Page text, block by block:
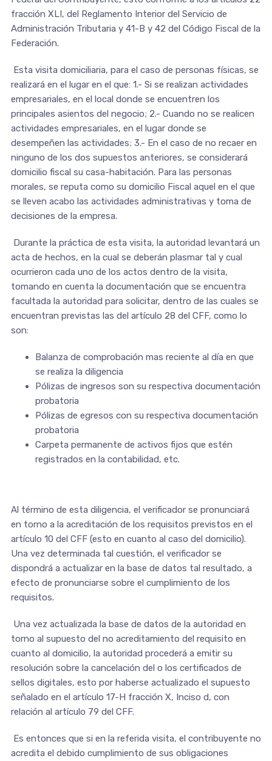
fracción XLI, del Reglamento Interior del Servicio de
Administración Tributaria y 41-B y 42 del Código Fiscal de la
Federación.
Esta visita domiciliaria, para el caso de personas físicas, se
realizará en el lugar en el que: 1.- Si se realizan actividades
empresariales, en el local donde se encuentren los
principales asientos del negocio; 2.- Cuando no se realicen
actividades empresariales, en el lugar donde se
desempeñen las actividades; 3.- En el caso de no recaer en
ninguno de los dos supuestos anteriores, se considerará
domicilio fiscal su casa-habitación. Para las personas
morales, se reputa como su domicilio Fiscal aquel en el que
se lleven acabo las actividades administrativas y toma de
decisiones de la empresa.
Durante la práctica de esta visita, la autoridad levantará un
acta de hechos, en la cual se deberán plasmar tal y cual
ocurrieron cada uno de los actos dentro de la visita,
tomando en cuenta la documentación que se encuentra
facultada la autoridad para solicitar, dentro de las cuales se
encuentran previstas las del artículo 28 del CFF, como lo
son:
Balanza de comprobación mas reciente al día en que
se realiza la diligencia
Pólizas de ingresos son su respectiva documentación
probatoria
Pólizas de egresos con su respectiva documentación
probatoria
Carpeta permanente de activos fijos que estén
registrados en la contabilidad, etc.
Al término de esta diligencia, el verificador se pronunciará
en torno a la acreditación de los requisitos previstos en el
artículo 10 del CFF (esto en cuanto al caso del domicilio).
Una vez determinada tal cuestión, el verificador se
dispondrá a actualizar en la base de datos tal resultado, a
efecto de pronunciarse sobre el cumplimiento de los
requisitos.
Una vez actualizada la base de datos de la autoridad en
torno al supuesto del no acreditamiento del requisito en
cuanto al domicilio, la autoridad procederá a emitir su
resolución sobre la cancelación del o los certificados de
sellos digitales, esto por haberse actualizado el supuesto
señalado en el artículo 17-H fracción X, Inciso d, con
relación al artículo 79 del CFF.
Es entonces que si en la referida visita, el contribuyente no
acredita el debido cumplimiento de sus obligaciones